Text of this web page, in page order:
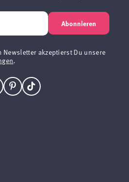
Abonnieren
Newsletter akzeptierst Du unsere
.